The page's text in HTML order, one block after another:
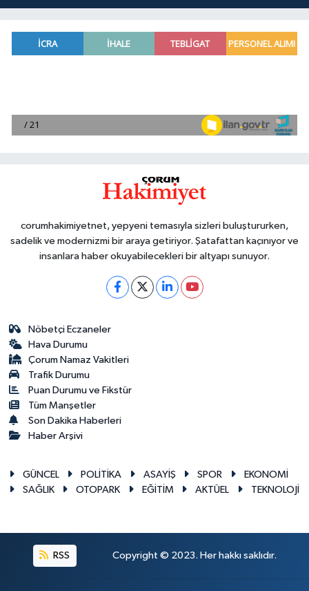
corumhakimiyetnet, yepyeni temasıyla sizleri buluştururken,
sadelik ve modernizmi bir araya getiriyor. Şatafattan kaçınıyor ve
insanlara haber okuyabilecekleri bir altyapı sunuyor.
Nöbetçi Eczaneler
Hava Durumu
Çorum Namaz Vakitleri
Trafik Durumu
Puan Durumu ve Fikstür
Tüm Manşetler
Son Dakika Haberleri
Haber Arşivi
GÜNCEL POLİTİKA ASAYİŞ SPOR
EKONOMİ
SAĞLIK
OTOPARK EĞİTİM AKTÜEL TEKNOLOJİ
RSS Copyright © 2023. Her hakkı saklıdır.